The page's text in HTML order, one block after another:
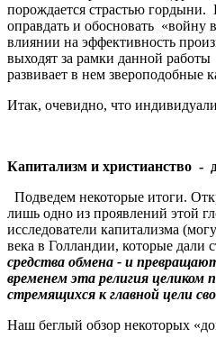
порождается страстью гордыни.
оправдать и обосновать «войну
влиянии на эффективность
выходят за рамки данной
развивает в нем звероподобные
Итак, очевидно, что
Капитализм и христианство -
Подведем некоторые итоги.
лишь одно из проявлений этой
исследователи капитализма
века в Голландии, которые дали
средства обмена - и
временем эта религия целиком
стремящихся к главной цели
Наш беглый обзор некоторых